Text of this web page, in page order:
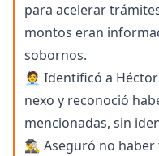
para acelerar
montos eran
sobornos.
🧑‍💼 Identificó a
nexo y reconoció
mencionadas, sin
🕵️‍♂️ Aseguró no